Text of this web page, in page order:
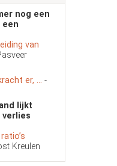
nog een
een
van
er, ... -
lijkt
verlies
Kreulen